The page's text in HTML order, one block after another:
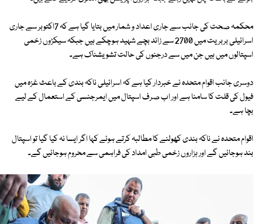
محکمہ صحت کی جانب سے جاری اعداد و شمار میں بتایا گیا ہے کہ 7اکتوبر سے جاری
اسرائیلی بربریت میں 2700 سے زائد بچے شہید ہوچکے ہیں جبکہ سیکڑوں زخمی
اسپتالوں میں ہیں جن میں سے درجنوں کی حالت تشویشناک ہے۔
دوسری جانب اقوام متحدہ نے خبردار کیا ہے کہ اسرائیلی ناکہ بندی کے باعث غزہ میں
فیول کی قلت کا سامنا ہے اور اب صرف اسپتال میں ایمرجنسی کے استعمال کے لیے
بچا ہے۔
اقوام متحدہ نے ناکہ بندی کھولنے کا مطالبہ کرتے ہوئے کہا اگر ایسا نہ کیا گیا تو اسپتال
بند ہوجائیں گے اور ہزاروں زخمی طبی امداد کی فراہمی سے محروم ہوجائیں گے۔